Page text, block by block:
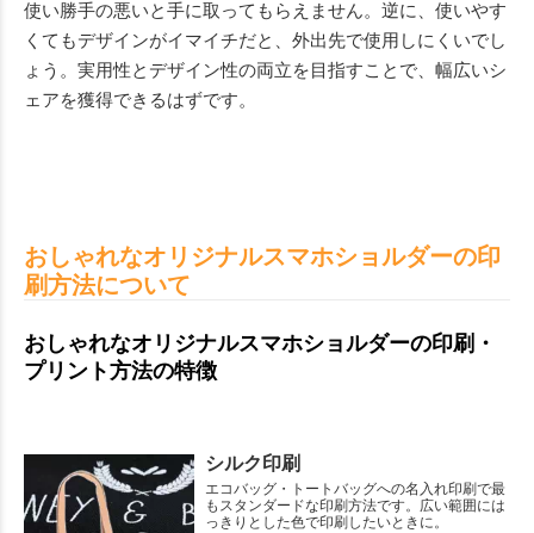
使い勝手の悪いと手に取ってもらえません。逆に、使いやす
くてもデザインがイマイチだと、外出先で使用しにくいでし
ょう。実用性とデザイン性の両立を目指すことで、幅広いシ
ェアを獲得できるはずです。
おしゃれなオリジナルスマホショルダーの印
刷方法について
おしゃれなオリジナルスマホショルダーの印刷・
プリント方法の特徴
シルク印刷
エコバッグ・トートバッグへの名入れ印刷で最
もスタンダードな印刷方法です。広い範囲には
っきりとした色で印刷したいときに。